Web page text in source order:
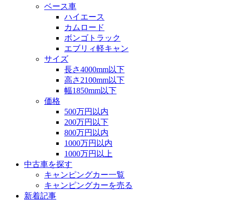
ベース車
ハイエース
カムロード
ボンゴトラック
エブリィ軽キャン
サイズ
長さ4000mm以下
高さ2100mm以下
幅1850mm以下
価格
500万円以内
200万円以下
800万円以内
1000万円以内
1000万円以上
中古車を探す
キャンピングカー一覧
キャンピングカーを売る
新着記事